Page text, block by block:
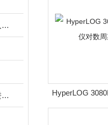
电磁小猪视频app官网入口ios
小猪视频app下载网址进入18测试仪
HyperLOG
数周